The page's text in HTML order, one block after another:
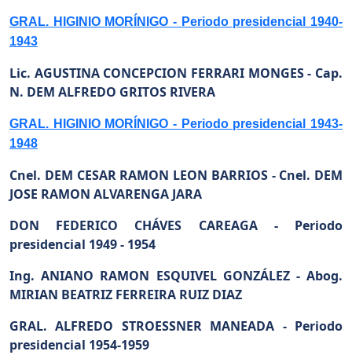
GRAL. HIGINIO MORÍNIGO - Periodo presidencial 1940-
1943
Lic. AGUSTINA CONCEPCION FERRARI MONGES - Cap.
N. DEM ALFREDO GRITOS RIVERA
GRAL. HIGINIO MORÍNIGO - Periodo presidencial 1943-
1948
Cnel. DEM CESAR RAMON LEON BARRIOS - Cnel. DEM
JOSE RAMON ALVARENGA JARA
DON FEDERICO CHÁVES CAREAGA - Periodo
presidencial 1949 - 1954
Ing. ANIANO RAMON ESQUIVEL GONZÁLEZ - Abog.
MIRIAN BEATRIZ FERREIRA RUIZ DIAZ
GRAL. ALFREDO STROESSNER MANEADA - Periodo
presidencial 1954-1959